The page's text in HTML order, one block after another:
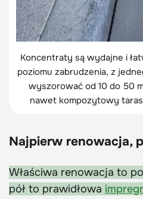
Koncentraty są wydajne i
poziomu zabrudzenia, z
wyszorować od 10 do 50
nawet kompozytowy
Najpierw renowacja,
Właściwa renowacja to
pół to prawidłowa